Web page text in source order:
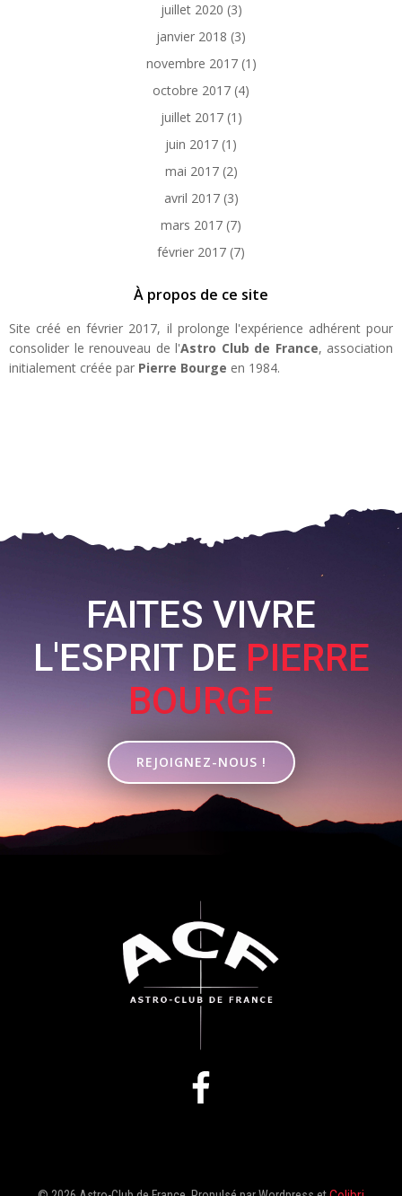
juillet 2020 (3)
janvier 2018 (3)
novembre 2017(1)
octobre 2017 (4)
juillet 2017(1)
juin 2017 (1)
mai 2017(2)
avril 2017(3)
mars 2017 (7)
février 2017 (7)
À propos de ce site
Site créé en février 2017, il prolonge l'expérience adhérent pour
consolider le renouveau de l'Astro Club de France, association
initialement créée par Pierre Bourge en 1984.
FAITES VIVRE
L'ESPRIT DE PIERRE
BOURGE
REJOIGNEZ-NOUS !